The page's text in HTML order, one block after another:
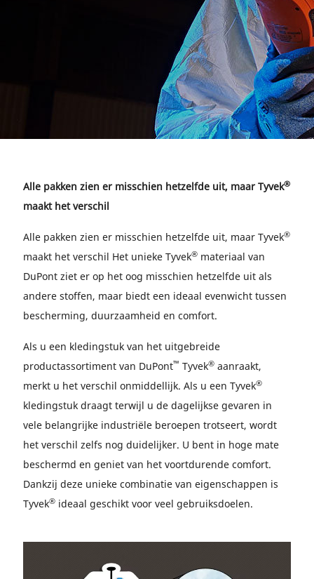
Alle pakken zien er misschien hetzelfde uit, maar Tyvek®
maakt het verschil
Alle pakken zien er misschien hetzelfde uit, maar Tyvek®
maakt het verschil Het unieke Tyvek® materiaal van
DuPont ziet er op het oog misschien hetzelfde uit als
andere stoffen, maar biedt een ideaal evenwicht tussen
bescherming, duurzaamheid en comfort.
Als u een kledingstuk van het uitgebreide
productassortiment van DuPont™ Tyvek® aanraakt,
merkt u het verschil onmiddellijk. Als u een Tyvek®
kledingstuk draagt terwijl u de dagelijkse gevaren in
vele belangrijke industriële beroepen trotseert, wordt
het verschil zelfs nog duidelijker. U bent in hoge mate
beschermd en geniet van het voortdurende comfort.
Dankzij deze unieke combinatie van eigenschappen is
Tyvek® ideaal geschikt voor veel gebruiksdoelen.